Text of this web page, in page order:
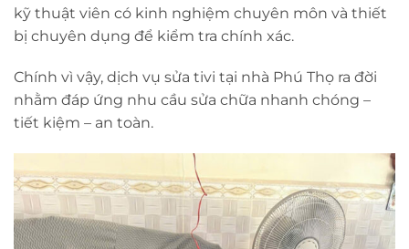
kỹ thuật viên có kinh nghiệm chuyên môn và thiết
bị chuyên dụng để kiểm tra chính xác.
Chính vì vậy, dịch vụ sửa tivi tại nhà Phú Thọ ra đời
nhằm đáp ứng nhu cầu sửa chữa nhanh chóng –
tiết kiệm – an toàn.